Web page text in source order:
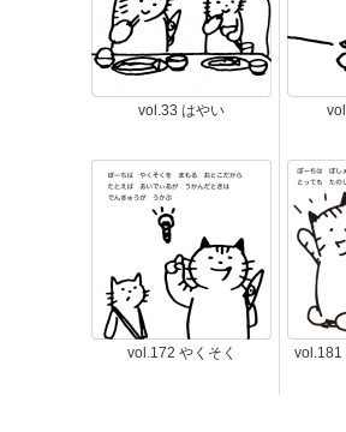
vol.33 はやい
vol.172 やくそく vol.181